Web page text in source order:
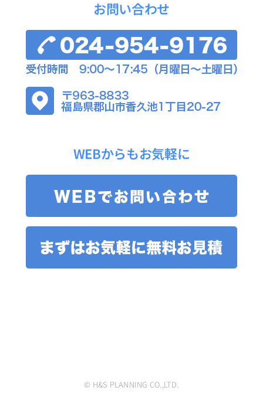
お問い合わせ
WEBからもお気軽に
© H&S PLANNING CO.,LTD.